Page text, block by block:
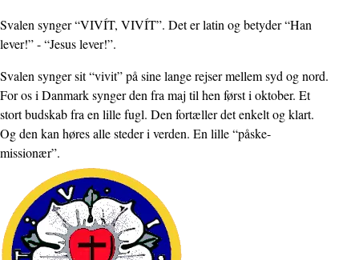
Svalen synger “VIVÍT, VIVÍT”. Det er latin og betyder “Han
lever!” - “Jesus lever!”.
Svalen synger sit “vivit” på sine lange rejser mellem syd og nord.
For os i Danmark synger den fra maj til hen først i oktober. Et
stort budskab fra en lille fugl. Den fortæller det enkelt og klart.
Og den kan høres alle steder i verden. En lille “påske-
missionær”.